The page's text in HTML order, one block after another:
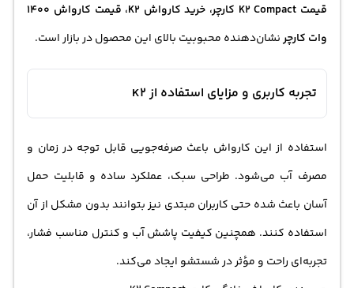
قیمت K2 Compact کارچر، خرید کارواش K2،
قیمت کارواش 1400
وات کارچرنشان‌دهنده محبوبیت بالای این محصول در بازار است.
تجربه کاربری و مزایای استفاده از K2
استفاده از این کارواش باعث صرفه‌جویی قابل توجه در زمان و
مصرف آب می‌شود. طراحی سبک، عملکرد ساده و قابلیت حمل
آسان باعث شده حتی کاربران مبتدی نیز بتوانند بدون مشکل از آن
استفاده کنند. همچنین کیفیت پاشش آب و کنترل مناسب فشار،
تجربه‌ای راحت و مؤثر در شستشو ایجاد می‌کند.